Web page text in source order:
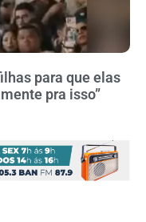
para que elas
pra isso”